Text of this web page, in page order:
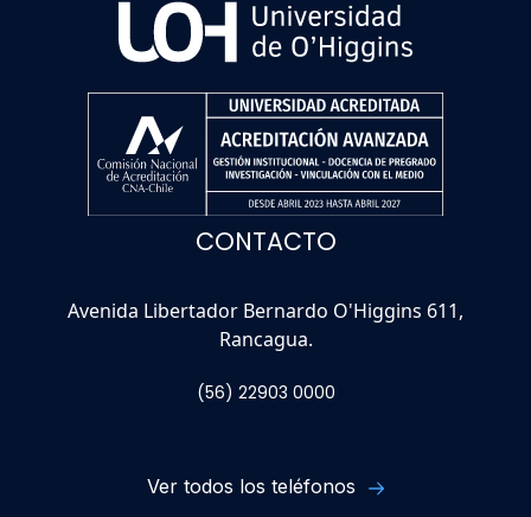
CONTACTO
Avenida Libertador Bernardo O'Higgins 611,
Rancagua.
(56) 22903 0000
Ver todos los teléfonos